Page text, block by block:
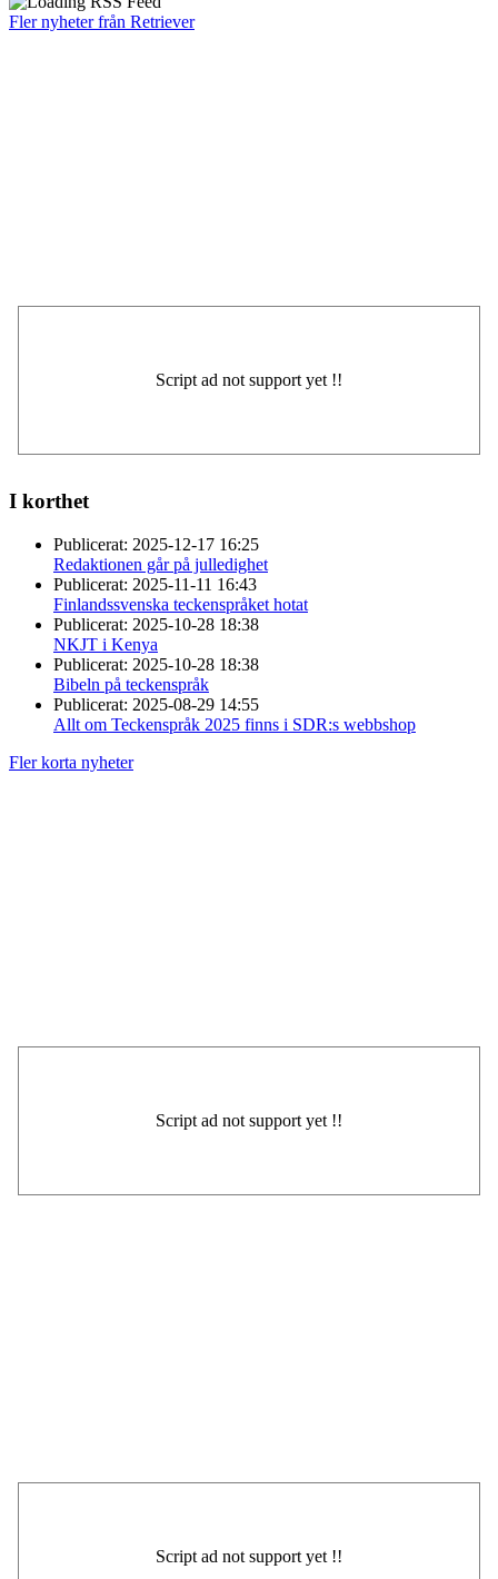
Fler nyheter från Retriever
I korthet
Publicerat: 2025-12-17 16:25
Redaktionen går på julledighet
Publicerat: 2025-11-11 16:43
Finlandssvenska teckenspråket hotat
Publicerat: 2025-10-28 18:38
NKJT i Kenya
Publicerat: 2025-10-28 18:38
Bibeln på teckenspråk
Publicerat: 2025-08-29 14:55
Allt om Teckenspråk 2025 finns i SDR:s webbshop
Fler korta nyheter